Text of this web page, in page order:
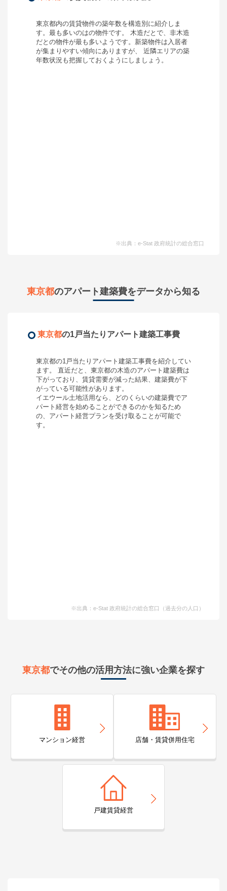
東京都内の賃貸物件の築年数を構造別に紹介しま
す。最も多いのはの物件です。 木造だと で、非木造
だと の物件が最も多いようです。新築物件は入居者
が集まりやすい傾向にありますが、 近隣エリアの築
年数状況も把握しておくようにしましょう。
※出典：e-Stat 政府統計の総合窓口
東京都のアパート建築費をデータから知る
東京都の1戸当たりアパート建築工事費
東京都の1戸当たりアパート建築工事費を紹介してい
ます。 直近だと、 東京都の木造のアパート建築費は
下がっており、 賃貸需要が減った結果、建築費が下
がっている可能性があります。
イエウール土地活用なら、どのくらいの建築費でア
パート経営を始めることができるのかを知るため
の、 アパート経営プランを受け取ることが可能で
す。
※出典：e-Stat 政府統計の総合窓口（過去分の人口）
東京都でその他の活用方法に強い企業を探す
マンション経営 店舗・賃貸併用住宅
戸建賃貸経営